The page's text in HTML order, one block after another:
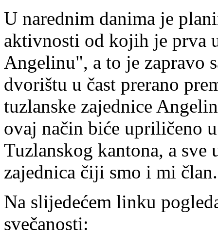
U narednim danima je
aktivnosti od kojih je prva
Angelinu", a to je zapravo
dvorištu u čast prerano
tuzlanske zajednice
ovaj način biće upriličeno
Tuzlanskog kantona, a
zajednica čiji smo i mi član.
Na slijedećem linku
svečanosti: